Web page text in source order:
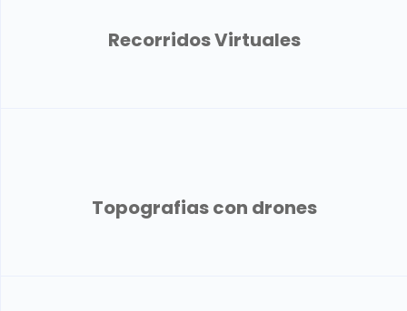
Recorridos Virtuales
Topografias con drones